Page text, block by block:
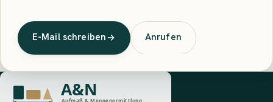
E-Mail schreiben Anrufen